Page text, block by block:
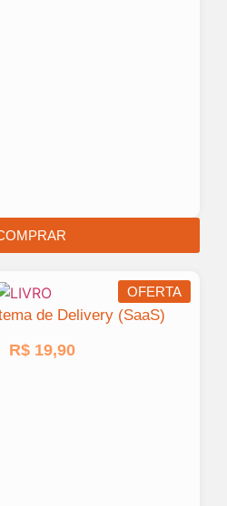
OFERTA
de Delivery (SaaS)
R$ 19,90